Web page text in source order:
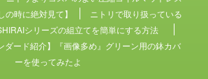
時に絶対見て】
ニトリで取り扱っている
シリーズの組立てを簡単にする方法
ダード紹介】『画像多め』グリーン用の鉢カバ
ーを使ってみたよ